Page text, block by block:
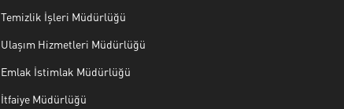
Temizlik İşleri Müdürlüğü
Ulaşım Hizmetleri Müdürlüğü
Emlak İstimlak Müdürlüğü
İtfaiye Müdürlüğü